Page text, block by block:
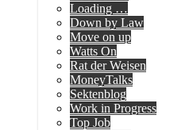
Loading …
Down by Law
Move on up
Watts On
Rat der Weisen
MoneyTalks
Sektenblog
Work in Progress
Top Job